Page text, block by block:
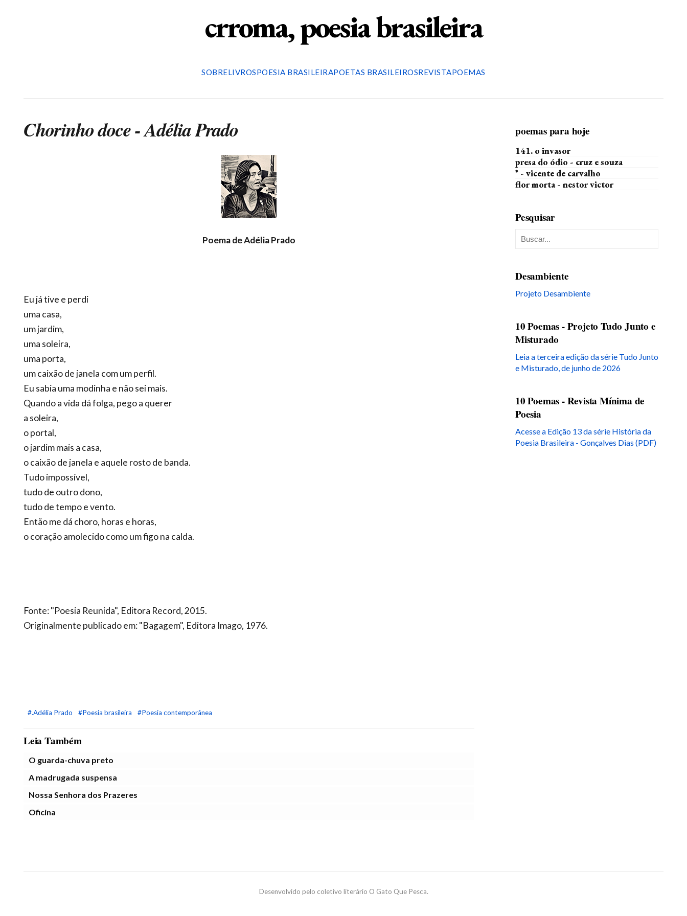
crroma, poesia brasileira
SOBRELIVROSPOESIA BRASILEIRAPOETAS BRASILEIROSREVISTAPOEMAS
Chorinho doce - Adélia Prado
Poema de Adélia Prado
Eu já tive e perdi
uma casa,
um jardim,
uma soleira,
uma porta,
um caixão de janela com um perfil.
Eu sabia uma modinha e não sei mais.
Quando a vida dá folga, pego a querer
a soleira,
o portal,
o jardim mais a casa,
o caixão de janela e aquele rosto de banda.
Tudo impossível,
tudo de outro dono,
tudo de tempo e vento.
Então me dá choro, horas e horas,
o coração amolecido como um figo na calda.
Fonte: "Poesia Reunida", Editora Record, 2015.
Originalmente publicado em: "Bagagem", Editora Imago, 1976.
#.Adélia Prado #Poesia brasileira #Poesia contemporânea
Leia Também
O guarda-chuva preto
A madrugada suspensa
Nossa Senhora dos Prazeres
Oficina
poemas para hoje
141. o invasor
presa do ódio - cruz e souza
* - vicente de carvalho
flor morta - nestor victor
Pesquisar
Desambiente
Projeto Desambiente
10 Poemas - Projeto Tudo Junto e
Misturado
Leia a terceira edição da série Tudo Junto
e Misturado, de junho de 2026
10 Poemas - Revista Mínima de
Poesia
Acesse a Edição 13 da série História da
Poesia Brasileira - Gonçalves Dias (PDF)
Desenvolvido pelo coletivo literário O Gato Que Pesca.